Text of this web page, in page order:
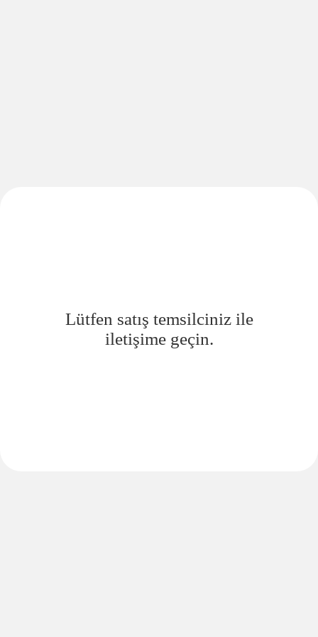
Lütfen satış temsilciniz ile
iletişime geçin.